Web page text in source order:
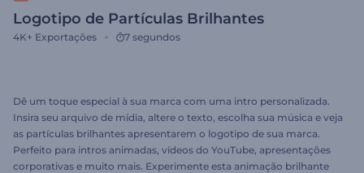
Logotipo de Partículas Brilhantes
4K+ Exportações 7 segundos
Dê um toque especial à sua marca com uma intro personalizada.
Insira seu arquivo de mídia, altere o texto, escolha sua música e veja
as partículas brilhantes apresentarem o logotipo de sua marca.
Perfeito para intros animadas, vídeos do YouTube, apresentações
corporativas e muito mais. Experimente esta animação brilhante